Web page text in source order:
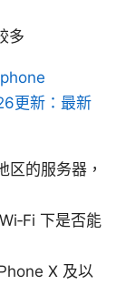
多
更新：最新
区的服务器，
下是否能
X 及以